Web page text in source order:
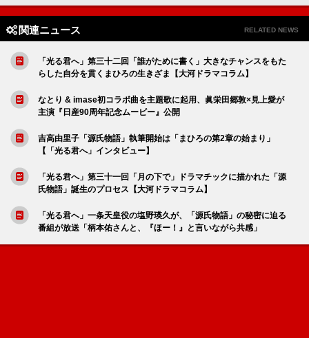
関連ニュース RELATED NEWS
「光る君へ」第三十二回「誰がために書く」大きなチャンスをもた
らした自分を貫くまひろの生きざま【大河ドラマコラム】
なとり & imase初コラボ曲を主題歌に起用、眞栄田郷敦×見上愛が
主演『日産90周年記念ムービー』公開
吉高由里子「源氏物語」執筆開始は「まひろの第2章の始まり」
【「光る君へ」インタビュー】
「光る君へ」第三十一回「月の下で」ドラマチックに描かれた「源
氏物語」誕生のプロセス【大河ドラマコラム】
「光る君へ」一条天皇役の塩野瑛久が、「源氏物語」の秘密に迫る
番組が放送「柄本佑さんと、『ほー！』と言いながら共感」